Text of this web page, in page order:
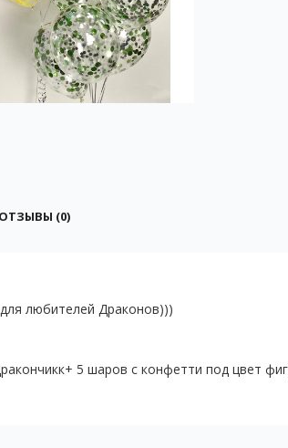
ОТЗЫВЫ (0)
любителей Драконов)))
5 шаров с конфетти под цвет